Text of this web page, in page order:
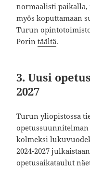
normaalisti
myös koputtamaan
Turun
Porintäältä.
3. Uusi
2027
Turun yliopistossa
kolmeksi
2024-2027
opetusaikataulut